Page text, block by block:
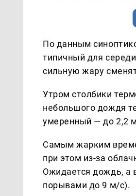
По данным
типичный для
сильную жару
Утром столбики
небольшого дождя
умеренный — до 2,2
Самым жарким
при этом из-за
Ожидается дождь, а
порывами до 9 м/с).